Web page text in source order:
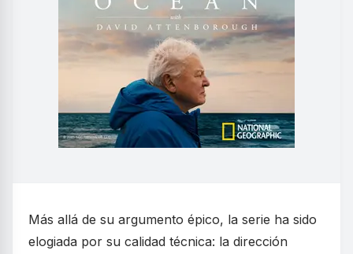
Más allá de su argumento épico, la serie ha sido
elogiada por su calidad técnica: la dirección